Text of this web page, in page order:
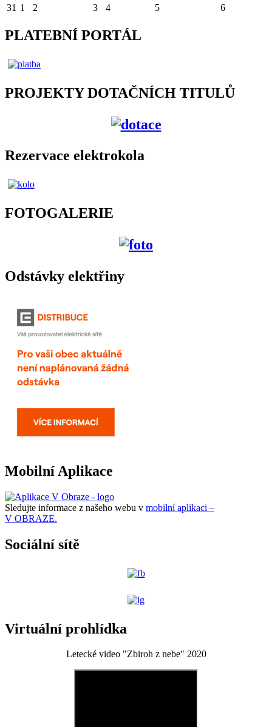
31 1 2 3 4 5 6
PLATEBNÍ PORTÁL
PROJEKTY DOTAČNÍCH TITULŮ
Rezervace elektrokola
FOTOGALERIE
Odstávky elektřiny
Mobilní Aplikace
Sledujte informace z našeho webu v mobilní aplikaci –
V OBRAZE.
Sociální sítě
Virtuální prohlídka
Letecké video "Zbiroh z nebe" 2020